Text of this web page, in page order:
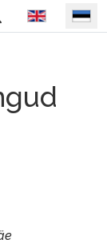
Vali keel